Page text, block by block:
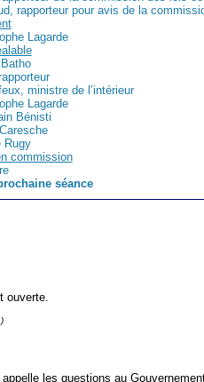
rapporteur pour avis de la
Lagarde
ministre de l’intérieur
Lagarde
Bénisti
Rugy
commission
séance
ouverte.
appelle les questions au